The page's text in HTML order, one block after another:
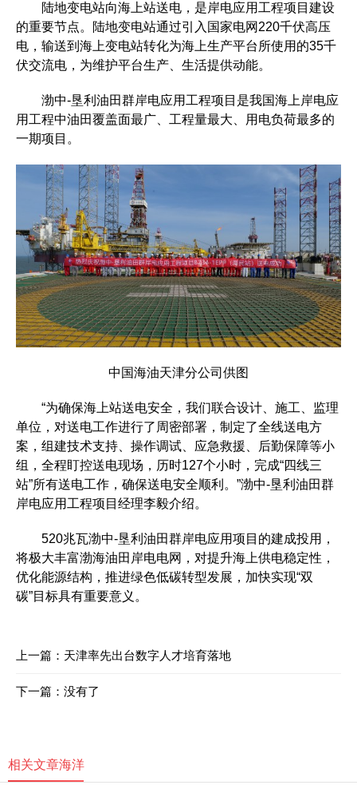
陆地变电站向海上站送电，是岸电应用工程项目建设
的重要节点。陆地变电站通过引入国家电网220千伏高压
电，输送到海上变电站转化为海上生产平台所使用的35千
伏交流电，为维护平台生产、生活提供动能。
渤中-垦利油田群岸电应用工程项目是我国海上岸电应
用工程中油田覆盖面最广、工程量最大、用电负荷最多的
一期项目。
中国海油天津分公司供图
“为确保海上站送电安全，我们联合设计、施工、监理
单位，对送电工作进行了周密部署，制定了全线送电方
案，组建技术支持、操作调试、应急救援、后勤保障等小
组，全程盯控送电现场，历时127个小时，完成“四线三
站”所有送电工作，确保送电安全顺利。”渤中-垦利油田群
岸电应用工程项目经理李毅介绍。
520兆瓦渤中-垦利油田群岸电应用项目的建成投用，
将极大丰富渤海油田岸电电网，对提升海上供电稳定性，
优化能源结构，推进绿色低碳转型发展，加快实现“双
碳”目标具有重要意义。
上一篇： 天津率先出台数字人才培育落地
下一篇：没有了
相关文章海洋